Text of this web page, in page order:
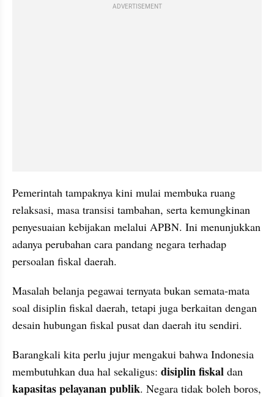
ADVERTISEMENT
Pemerintah tampaknya kini mulai membuka ruang
relaksasi, masa transisi tambahan, serta kemungkinan
penyesuaian kebijakan melalui APBN. Ini menunjukkan
adanya perubahan cara pandang negara terhadap
persoalan fiskal daerah.
Masalah belanja pegawai ternyata bukan semata-mata
soal disiplin fiskal daerah, tetapi juga berkaitan dengan
desain hubungan fiskal pusat dan daerah itu sendiri.
Barangkali kita perlu jujur mengakui bahwa Indonesia
membutuhkan dua hal sekaligus: disiplin fiskal
kapasitas pelayanan publik. Negara tidak boleh boros,